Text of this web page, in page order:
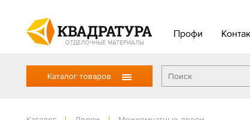
ОТДЕЛОЧНЫЕ МАТЕРИАЛЫ
Профи
Каталог товаров